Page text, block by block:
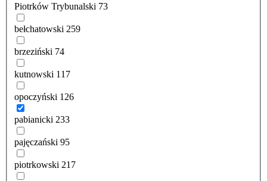
Piotrków Trybunalski 73
bełchatowski 259
brzeziński 74
kutnowski 117
opoczyński 126
pabianicki 233
pajęczański 95
piotrkowski 217